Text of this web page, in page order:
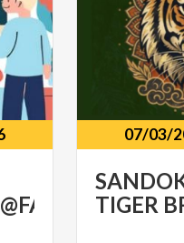
07/03/
TIGER